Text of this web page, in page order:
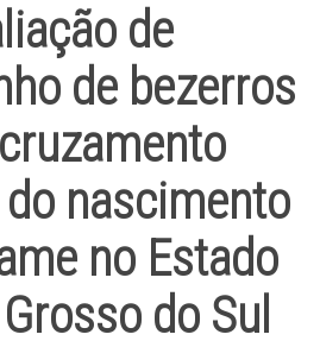
de
de bezerros
nascimento
no Estado
do Sul